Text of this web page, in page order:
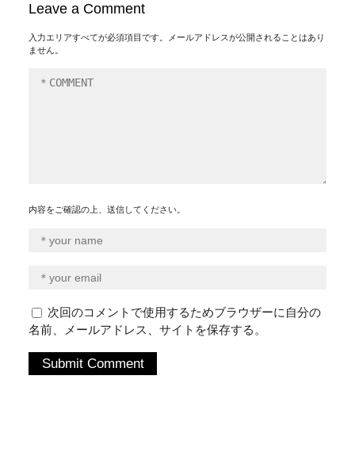
Leave a Comment
入力エリアすべてが必須項目です。メールアドレスが公開されることはあり
ません。
内容をご確認の上、送信してください。
次回のコメントで使用するためブラウザーに自分の
名前、メールアドレス、サイトを保存する。